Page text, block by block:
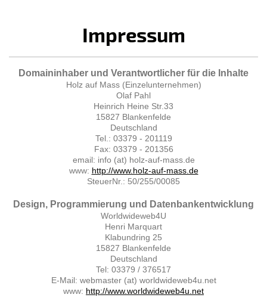
Impressum
Domaininhaber und Verantwortlicher für die Inhalte
Holz auf Mass (Einzelunternehmen)
Olaf Pahl
Heinrich Heine Str.33
15827 Blankenfelde
Deutschland
Tel.: 03379 - 201119
Fax: 03379 - 201356
email: info (at) holz-auf-mass.de
www: http://www.holz-auf-mass.de
SteuerNr.: 50/255/00085
Design, Programmierung und Datenbankentwicklung
Worldwideweb4U
Henri Marquart
Klabundring 25
15827 Blankenfelde
Deutschland
Tel: 03379 / 376517
E-Mail: webmaster (at) worldwideweb4u.net
www: http://www.worldwideweb4u.net